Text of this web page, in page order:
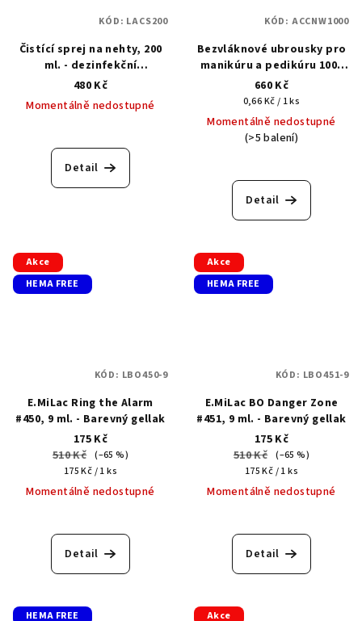
Čistící sprej na nehty, 200
ml. - dezinfekční
prostředek
480 Kč
Momentálně nedostupné
hodnocení
produktu
Detail
KÓD: LACS200
Bezvláknové ubrousky pro
manikúru a pedikúru 1000
ks.
660 Kč
Měrná
cena:
0,66 Kč / 1 ks
Momentálně nedostupné
(>5 balení)
Detail
KÓD: ACCNW1000
Akce
HEMA FREE
E.MiLac Ring the Alarm
#450, 9 ml. - Barevný gellak
175 Kč
510 Kč (–65 %)
Měrná
cena:
175 Kč / 1 ks
Momentálně nedostupné
Detail
KÓD: LBO450-9
Akce
HEMA FREE
E.MiLac BO Danger Zone
#451, 9 ml. - Barevný gellak
175 Kč
510 Kč (–65 %)
Měrná
cena:
175 Kč / 1 ks
Momentálně nedostupné
Detail
KÓD: LBO451-9
HEMA FREE Akce